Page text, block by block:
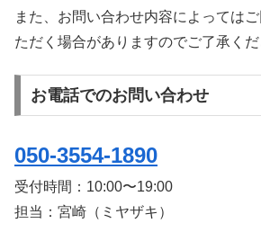
また、お問い合わせ内容によっては
ただく場合がありますのでご了承くだ
お電話でのお問い合わせ
050-3554-1890
受付時間： 10:00〜19:00
担当：宮崎（ミヤザキ）